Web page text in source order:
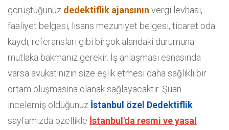
görüştüğünüz dedektiflik ajansının vergi levhası,
faaliyet belgesi, lisans mezuniyet belgesi, ticaret oda
kaydı, referansları gibi birçok alandaki durumuna
mutlaka bakmanız gerekir. İş anlaşması esnasında
varsa avukatınızın size eşlik etmesi daha sağlıklı bir
ortam oluşmasına olanak sağlayacaktır. Şuan
incelemiş olduğunuz İstanbul özel Dedektiflik
sayfamızda özellikle İstanbul'da resmi ve yasal